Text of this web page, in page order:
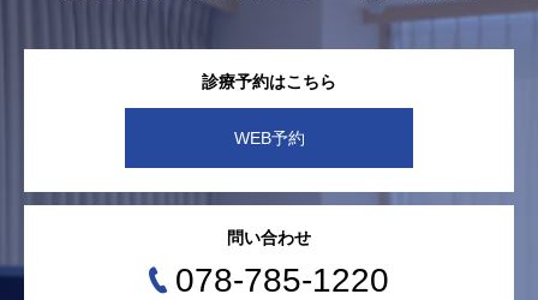
診療予約はこちら
WEB予約
問い合わせ
078-785-1220